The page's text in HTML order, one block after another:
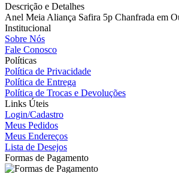
Descrição e Detalhes
Anel Meia Aliança Safira 5p Chanfrada em
Institucional
Sobre Nós
Fale Conosco
Políticas
Política de Privacidade
Política de Entrega
Política de Trocas e Devoluções
Links Úteis
Login/Cadastro
Meus Pedidos
Meus Endereços
Lista de Desejos
Formas de Pagamento